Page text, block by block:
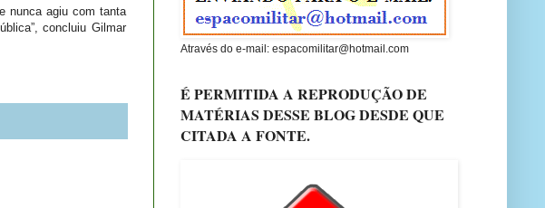
nunca agiu com tanta
concluiu Gilmar
Através do e-mail: espacomilitar@hotmail.com
É PERMITIDA A REPRODUÇÃO DE
MATÉRIAS DESSE BLOG DESDE QUE
CITADA A FONTE.